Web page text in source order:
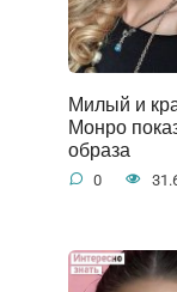
Милый и
Монро
образа
0